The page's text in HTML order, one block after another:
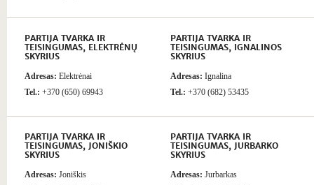
PARTIJA TVARKA IR
TEISINGUMAS, ELEKTRĖNŲ
SKYRIUS
Adresas: Elektrėnai
Tel.: +370 (650) 69943
PARTIJA TVARKA IR
TEISINGUMAS, IGNALINOS
SKYRIUS
Adresas: Ignalina
Tel.: +370 (682) 53435
PARTIJA TVARKA IR
TEISINGUMAS, JONIŠKIO
SKYRIUS
Adresas: Joniškis
PARTIJA TVARKA IR
TEISINGUMAS, JURBARKO
SKYRIUS
Adresas: Jurbarkas